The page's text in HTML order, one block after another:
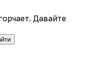
Давайте